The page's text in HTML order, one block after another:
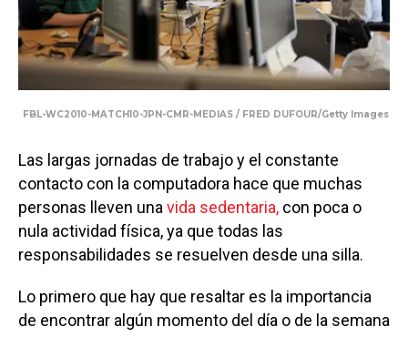
FBL-WC2010-MATCH10-JPN-CMR-MEDIAS / FRED DUFOUR/Getty Images
Las largas jornadas de trabajo y el constante
contacto con la computadora hace que muchas
personas lleven una vida sedentaria, con poca o
nula actividad física, ya que todas las
responsabilidades se resuelven desde una silla.
Lo primero que hay que resaltar es la importancia
de encontrar algún momento del día o de la semana